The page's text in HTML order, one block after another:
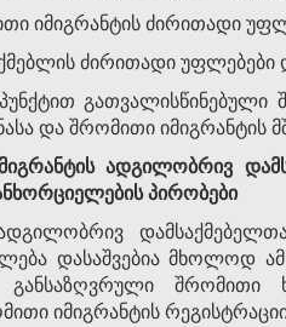
იმიგრანტის ძირითადი
ძირითადი
პუნქტით
და შრომითი იმიგრანტის
ადგილობრივ
პირობები
ადგილობრივ
დასაშვებია
შრომითი
იმიგრანტის